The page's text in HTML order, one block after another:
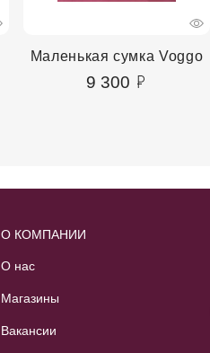
Маленькая сумка Voggo
9 300
О КОМПАНИИ
О нас
Магазины
Вакансии